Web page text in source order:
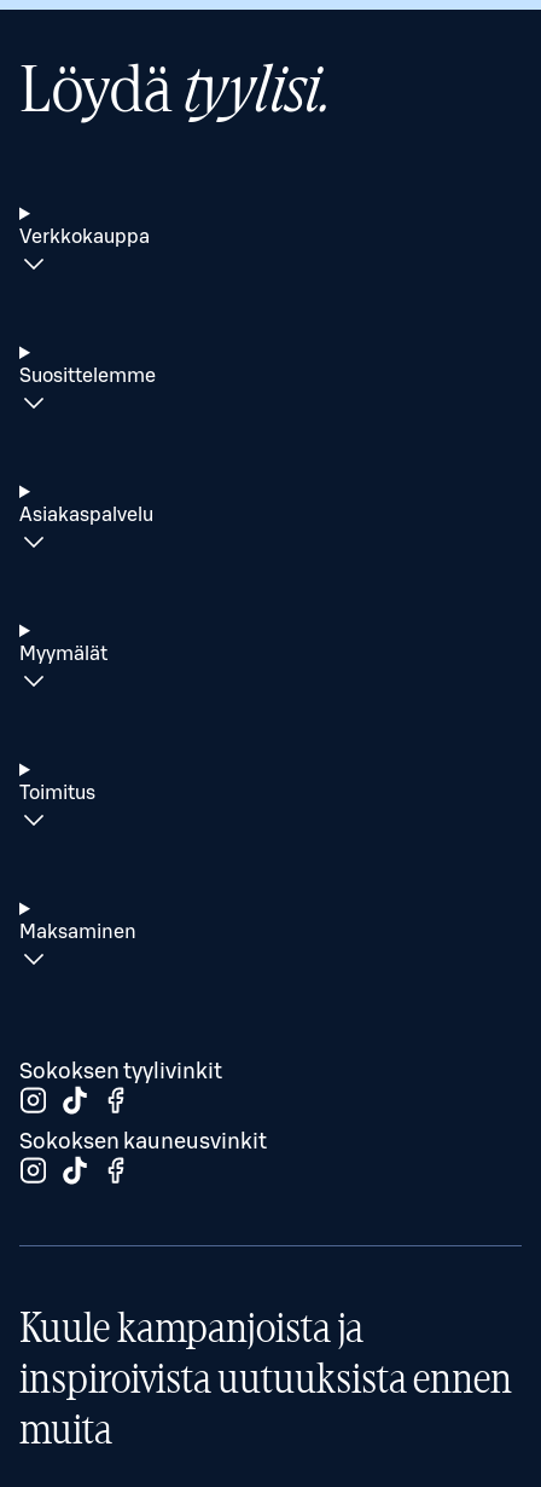
Löydätyylisi.
Verkkokauppa
Suosittelemme
Asiakaspalvelu
Myymälät
Toimitus
Maksaminen
Sokoksen tyylivinkit
Sokoksen kauneusvinkit
Kuule kampanjoista ja
inspiroivista uutuuksista ennen
muita